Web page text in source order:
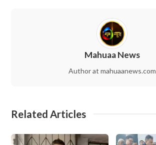
Mahuaa News
Author at mahuaanews.com
Related Articles